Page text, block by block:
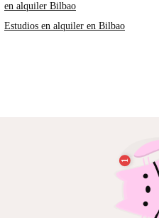
en alquiler Bilbao
Estudios en alquiler en Bilbao